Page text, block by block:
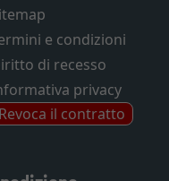
e condizioni
di recesso
privacy
Revoca il contratto